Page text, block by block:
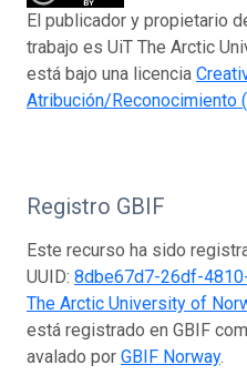
El publicador y propietario
trabajo es UiT The Arctic
está bajo una licencia
Atribución/Reconocimiento
Registro GBIF
Este recurso ha sido
UUID: 8dbe67d7-26df-
The Arctic University of
está registrado en GBIF
avalado por GBIF Norway.